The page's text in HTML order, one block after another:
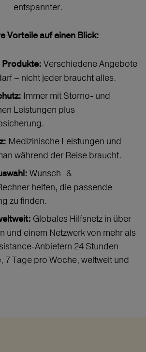
entspannter.
Vorteile auf einen Blick:
Produkte: Verschiedene Angebote
– nicht jeder braucht alles.
Immer mit Storno‑ und
Leistungen plus
Medizinische Leistungen und
während der Reise braucht.
Wunsch‑ &
helfen, die passende
zu finden.
Globales Hilfsnetz in über
und einem Netzwerk von mehr als
Anbietern 24 Stunden
7 Tage pro Woche, weltweit und